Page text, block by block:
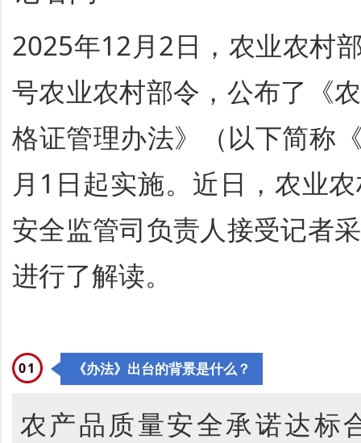
2025年12月2日，农业农村
号农业农村部令，公布了 《
格证管理办法》
（以下简称
月1日起实施。近日，农业
安全监管司负责人接受记者
进行了解读。
01 《办法》出台的背景是什么？
农产品质量安全承诺达标